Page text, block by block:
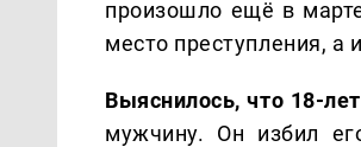
произошло ещё в
место преступления,
Выяснилось, что 18-
мужчину. Он избил